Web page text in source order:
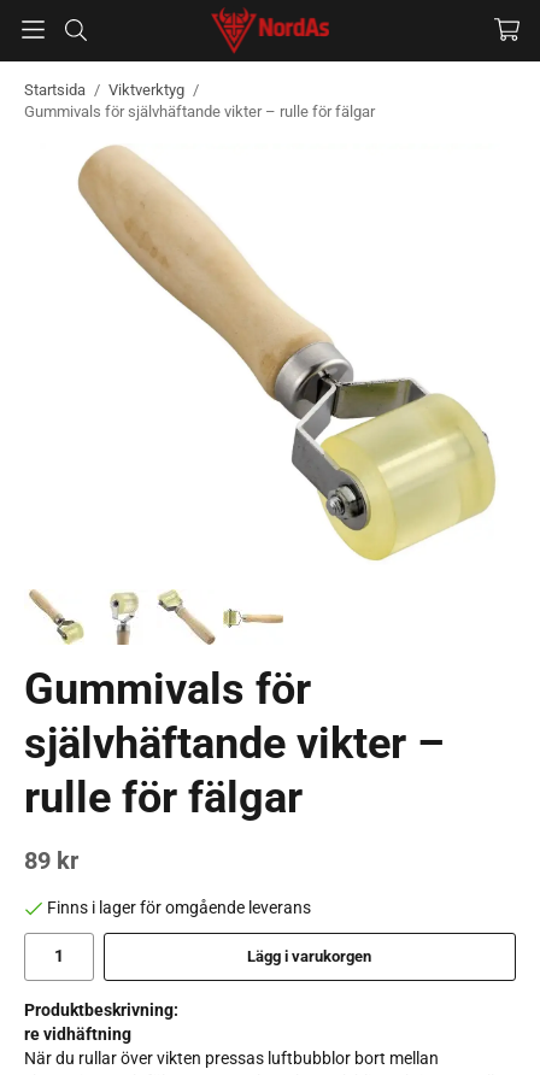
Startsida / Viktverktyg /
Gummivals för självhäftande vikter – rulle för fälgar
Gummivals för
självhäftande vikter –
rulle för fälgar
89 kr
Finns i lager för omgående leverans
Lägg i varukorgen
Produktbeskrivning:
re vidhäftning
När du rullar över vikten pressas luftbubblor bort mellan